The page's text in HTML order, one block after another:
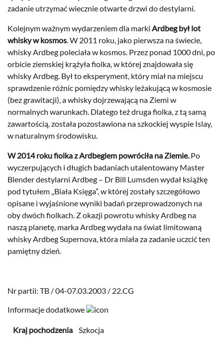
zadanie utrzymać wiecznie otwarte drzwi do destylarni.
Kolejnym ważnym wydarzeniem dla marki Ardbeg był lot
whisky w kosmos. W 2011 roku, jako pierwsza na świecie,
whisky Ardbeg poleciała w kosmos. Przez ponad 1000 dni, po
orbicie ziemskiej krążyła fiolka, w której znajdowała się
whisky Ardbeg. Był to eksperyment, który miał na miejscu
sprawdzenie różnic pomiędzy whisky leżakującą w kosmosie
(bez grawitacji), a whisky dojrzewającą na Ziemi w
normalnych warunkach. Dlatego też druga fiolka, z tą samą
zawartością, została pozostawiona na szkockiej wyspie Islay,
w naturalnym środowisku.
W 2014 roku fiolka z Ardbegiem powróciła na Ziemie.Po
wyczerpujących i długich badaniach utalentowany Master
Blender destylarni Ardbeg – Dr Bill Lumsden wydał książkę
pod tytułem „Biała Księga”, w której zostały szczegółowo
opisane i wyjaśnione wyniki badań przeprowadzonych na
oby dwóch fiolkach. Z okazji powrotu whisky Ardbeg na
naszą planetę, marka Ardbeg wydała na świat limitowaną
whisky Ardbeg Supernova, która miała za zadanie uczcić ten
pamiętny dzień.
Nr partii: TB / 04-07.03.2003 / 22.CG
Informacje dodatkowe
Kraj pochodzenia Szkocja